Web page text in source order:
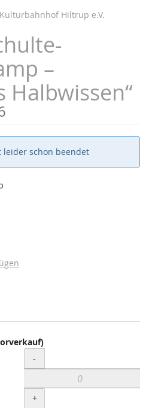
Hiltrup e.V.
–
Halbwissen“
leider schon beendet
Menge
-
+